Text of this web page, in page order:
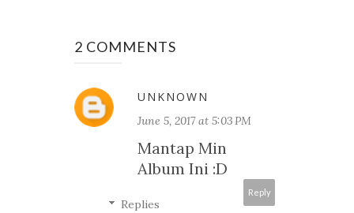
2 COMMENTS
UNKNOWN
June 5, 2017 at 5:03 PM
Mantap Min
Album Ini :D
Reply
Replies